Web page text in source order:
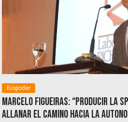
Biopoder
Marcelo Figueiras: “Producir la
allanar el camino hacia la